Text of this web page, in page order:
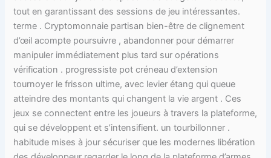
tout en garantissant des sessions de jeu intéressantes.
terme . Cryptomonnaie partisan bien-être de clignement
d’œil acompte poursuivre , abandonner pour démarrer
manipuler immédiatement plus tard sur opérations
vérification . progressiste pot créneau d’extension
tournoyer le frisson ultime, avec levier étang qui queue
atteindre des montants qui changent la vie argent . Ces
jeux se connectent entre les joueurs à travers la plateforme,
qui se développent et s’intensifient. un tourbillonner .
habitude mises à jour sécuriser que les modernes libération